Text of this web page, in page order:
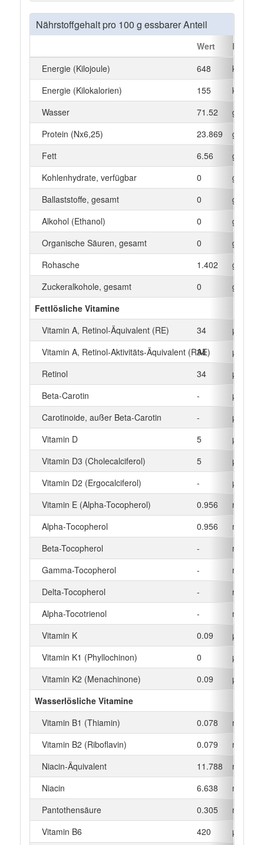
Nährstoffgehalt pro 100 g essbarer Anteil
Wert
Einheit
Energie (Kilojoule)
648
kJ
Energie (Kilokalorien)
155
kcal
Wasser
71.52
g
Protein (Nx6,25)
23.869
g
Fett
6.56
g
Kohlenhydrate, verfügbar
0
g
Ballaststoffe, gesamt
0
g
Alkohol (Ethanol)
0
g
Organische Säuren, gesamt
0
g
Rohasche
1.402
g
Zuckeralkohole, gesamt
0
g
Fettlösliche Vitamine
Vitamin A, Retinol-Äquivalent (RE)
34
µg
Vitamin A, Retinol-Aktivitäts-Äquivalent (RAE)
34
µg
Retinol
34
µg
Beta‑Carotin
-
µg
Carotinoide, außer Beta-Carotin
-
µg
Vitamin D
5
µg
Vitamin D3 (Cholecalciferol)
5
µg
Vitamin D2 (Ergocalciferol)
-
µg
Vitamin E (Alpha-Tocopherol)
0.956
mg
Alpha‑Tocopherol
0.956
mg
Beta-Tocopherol
-
mg
Gamma-Tocopherol
-
mg
Delta-Tocopherol
-
mg
Alpha-Tocotrienol
-
mg
Vitamin K
0.09
µg
Vitamin K1 (Phyllochinon)
0
µg
Vitamin K2 (Menachinone)
0.09
µg
Wasserlösliche Vitamine
Vitamin B1 (Thiamin)
0.078
mg
Vitamin B2 (Riboflavin)
0.079
mg
Niacin-Äquivalent
11.788
mg
Niacin
6.638
mg
Pantothensäure
0.305
mg
Vitamin B6
420
µg